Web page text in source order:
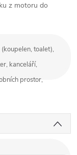
z motoru do
toalet),
kanceláří,
prostor,